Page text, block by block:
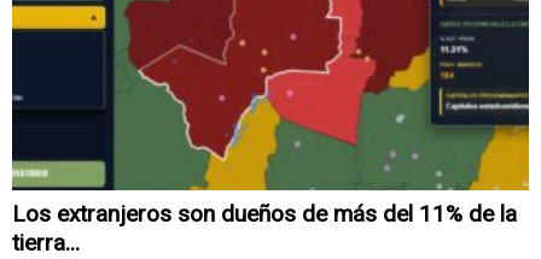
Los extranjeros son dueños de más del 11% de la
tierra...